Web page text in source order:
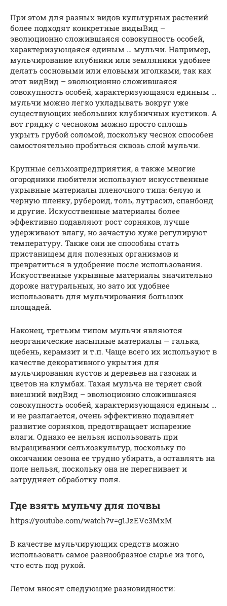
При этом для разных видов культурных растений
более подходят конкретные видыВид –
эволюционно сложившаяся совокупность особей,
характеризующаяся единым … мульчи. Например,
мульчирование клубники или земляники удобнее
делать сосновыми или еловыми иголками, так как
этот видВид – эволюционно сложившаяся
совокупность особей, характеризующаяся единым …
мульчи можно легко укладывать вокруг уже
существующих небольших клубничных кустиков. А
вот грядку с чесноком можно просто сплошь
укрыть грубой соломой, поскольку чеснок способен
самостоятельно пробиться сквозь слой мульчи.
Крупные сельхозпредприятия, а также многие
огородники любители используют искусственные
укрывные материалы пленочного типа: белую и
черную пленку, рубероид, толь, лутрасил, спанбонд
и другие. Искусственные материалы более
эффективно подавляют рост сорняков, лучше
удерживают влагу, но зачастую хуже регулируют
температуру. Также они не способны стать
пристанищем для полезных организмов и
превратиться в удобрение после использования.
Искусственные укрывные материалы значительно
дороже натуральных, но зато их удобнее
использовать для мульчирования больших
площадей.
Наконец, третьим типом мульчи являются
неорганические насыпные материалы — галька,
щебень, керамзит и т.п. Чаще всего их используют в
качестве декоративного укрытия для
мульчирования кустов и деревьев на газонах и
цветов на клумбах. Такая мульча не теряет свой
внешний видВид – эволюционно сложившаяся
совокупность особей, характеризующаяся единым …
и не разлагается, очень эффективно подавляет
развитие сорняков, предотвращает испарение
влаги. Однако ее нельзя использовать при
выращивании сельхозкультур, поскольку по
окончании сезона ее трудно убирать, а оставлять на
поле нельзя, поскольку она не перегнивает и
затрудняет обработку поля.
Где взять мульчу для почвы
https://youtube.com/watch?v=g1JzEVc3MxM
В качестве мульчирующих средств можно
использовать самое разнообразное сырье из того,
что есть под рукой.
Летом вносят следующие разновидности: